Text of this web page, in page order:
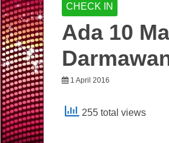
CHECK IN
Ada 10
1 April 2016
255 total views